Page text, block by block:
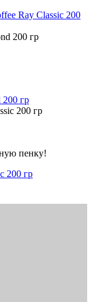
Ray Classic 200
гр
пенку!
200 гр